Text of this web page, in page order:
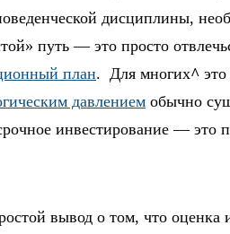
дисциплины,
путь — это просто
план. Для многих^
давлением обычно
инвестирование — это
вывод о том, что оценка